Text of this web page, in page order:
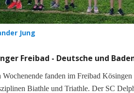
Jung
Freibad - Deutsche und
Wochenende fanden im Freibad
Biathle und Triathle. Der SC